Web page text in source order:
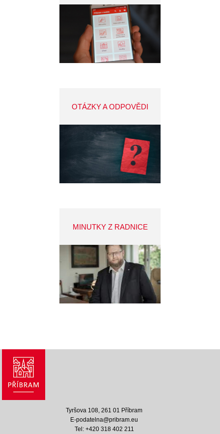
OTÁZKY A ODPOVĚDI
MINUTKY Z RADNICE
Tyršova 108, 261 01 Příbram
E-podatelna@pribram.eu
Tel: +420 318 402 211